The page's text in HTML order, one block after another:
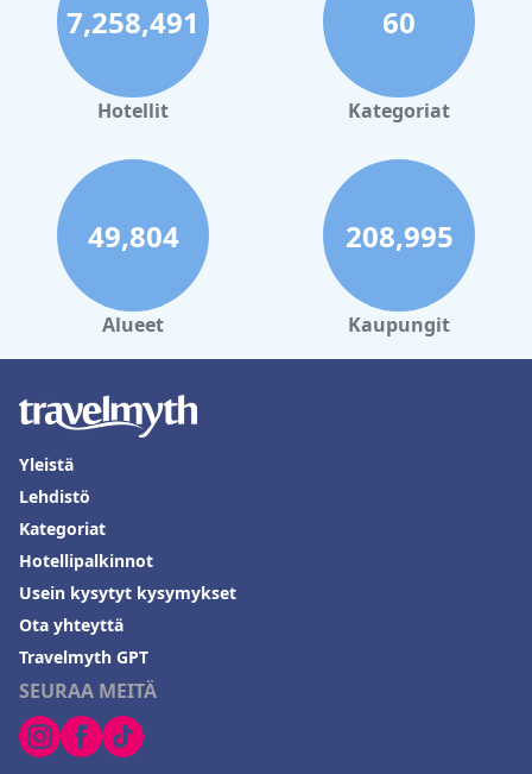
7,258,491
Hotellit
60
Kategoriat
49,804
Alueet
208,995
Kaupungit
SEURAA MEITÄ
Yleistä
Lehdistö
Kategoriat
Hotellipalkinnot
Usein kysytyt kysymykset
Ota yhteyttä
Travelmyth GPT